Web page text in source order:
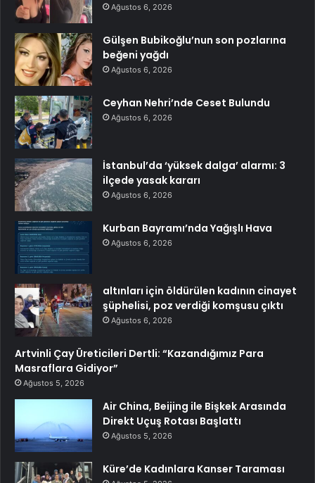
Ağustos 6, 2026
Gülşen Bubikoğlu’nun son pozlarına
beğeni yağdı
Ağustos 6, 2026
Ceyhan Nehri’nde Ceset Bulundu
Ağustos 6, 2026
İstanbul’da ‘yüksek dalga’ alarmı: 3
ilçede yasak kararı
Ağustos 6, 2026
Kurban Bayramı’nda Yağışlı Hava
Ağustos 6, 2026
altınları için öldürülen kadının cinayet
şüphelisi, poz verdiği komşusu çıktı
Ağustos 6, 2026
Artvinli Çay Üreticileri Dertli: “Kazandığımız Para
Masraflara Gidiyor”
Ağustos 5, 2026
Air China, Beijing ile Bişkek Arasında
Direkt Uçuş Rotası Başlattı
Ağustos 5, 2026
Küre’de Kadınlara Kanser Taraması